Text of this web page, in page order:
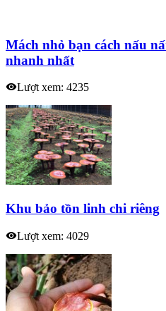
Mách nhỏ bạn cách nấu
nhanh nhất
Lượt xem: 4235
Khu bảo tồn linh chi riêng
Lượt xem: 4029